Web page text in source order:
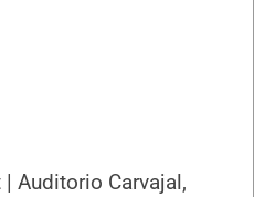
Auditorio Carvajal,